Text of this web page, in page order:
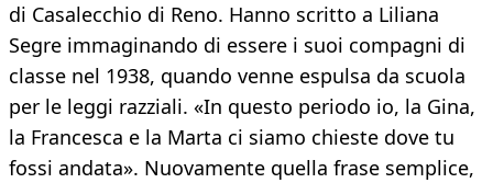
di Casalecchio di Reno. Hanno scritto a Liliana
Segre immaginando di essere i suoi compagni di
classe nel 1938, quando venne espulsa da scuola
per le leggi razziali. «In questo periodo io, la Gina,
la Francesca e la Marta ci siamo chieste dove tu
fossi andata». Nuovamente quella frase semplice,